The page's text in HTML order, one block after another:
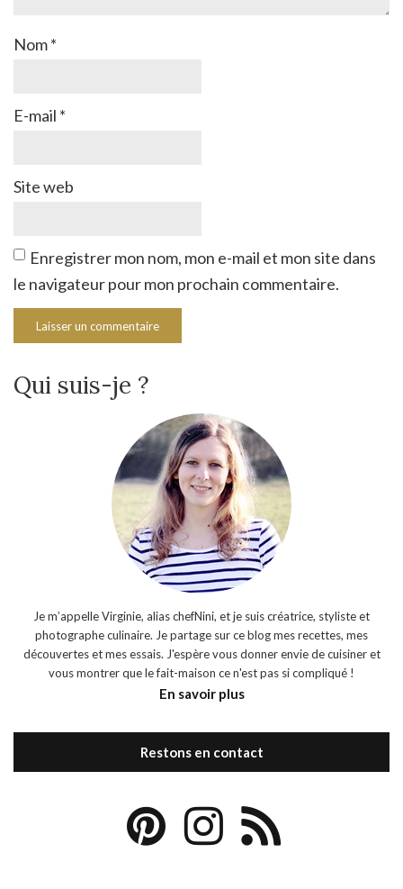
Nom*
E-mail *
Site web
Enregistrer mon nom, mon e-mail et mon site dans
le navigateur pour mon prochain commentaire.
Qui suis-je ?
Je m’appelle Virginie, alias chefNini, et je suis créatrice, styliste et
photographe culinaire. Je partage sur ce blog mes recettes, mes
découvertes et mes essais. J'espère vous donner envie de cuisiner et
vous montrer que le fait-maison ce n'est pas si compliqué !
En savoir plus
Restons en contact